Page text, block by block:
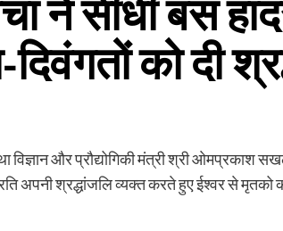
ने सीधी बस
को दी
और प्रौद्योगिकी मंत्री श्री ओमप्रकाश
अपनी श्रद्धांजलि व्यक्त करते हुए ईश्वर से मृतको